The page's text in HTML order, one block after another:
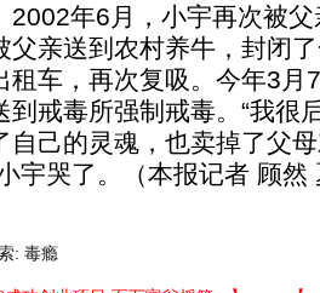
2002年6月，小宇再次被
父亲送到农村养牛，封闭
租车，再次复吸。今年3月
到戒毒所强制戒毒。“我很
自己的灵魂，也卖掉了父
宇哭了。（本报记者 顾然
: 毒瘾